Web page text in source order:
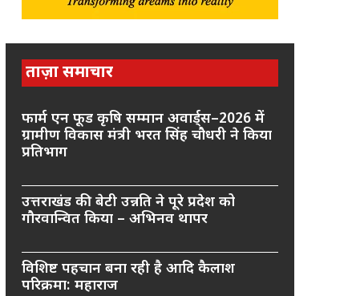
ताज़ा समाचार
फार्म एन फूड कृषि सम्मान अवार्ड्स–2026 में
ग्रामीण विकास मंत्री भरत सिंह चौधरी ने किया
प्रतिभाग
उत्तराखंड की बेटी उन्नति ने पूरे प्रदेश को
गौरवान्वित किया – अभिनव थापर
विशिष्ट पहचान बना रही है आदि कैलाश
परिक्रमा: महाराज